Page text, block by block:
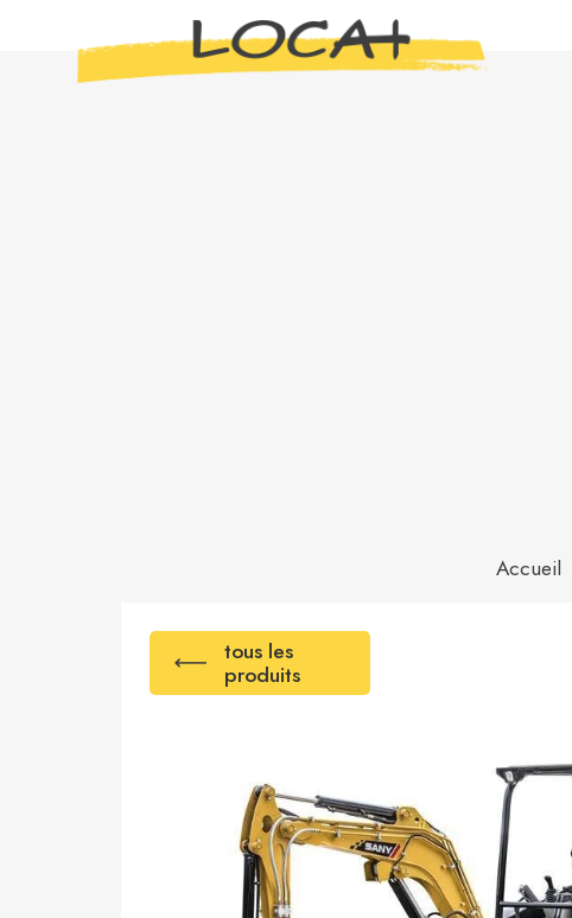
Accueil
tous les
produits